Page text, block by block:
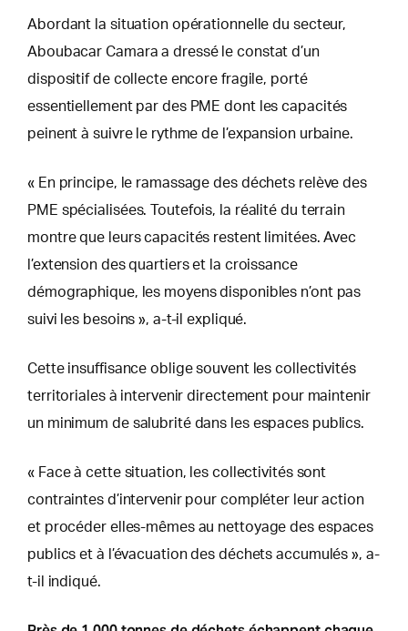
Abordant la situation opérationnelle du secteur,
Aboubacar Camara a dressé le constat d’un
dispositif de collecte encore fragile, porté
essentiellement par des PME dont les capacités
peinent à suivre le rythme de l’expansion urbaine.
« En principe, le ramassage des déchets relève des
PME spécialisées. Toutefois, la réalité du terrain
montre que leurs capacités restent limitées. Avec
l’extension des quartiers et la croissance
démographique, les moyens disponibles n’ont pas
suivi les besoins », a-t-il expliqué.
Cette insuffisance oblige souvent les collectivités
territoriales à intervenir directement pour maintenir
un minimum de salubrité dans les espaces publics.
« Face à cette situation, les collectivités sont
contraintes d’intervenir pour compléter leur action
et procéder elles-mêmes au nettoyage des espaces
publics et à l’évacuation des déchets accumulés », a-
t-il indiqué.